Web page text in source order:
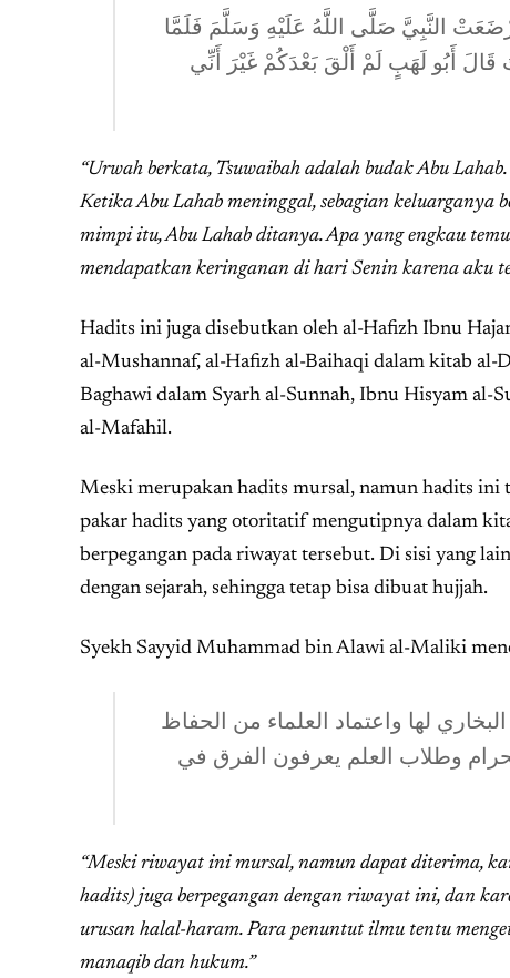
النَّبِيَّ صَلَّى اللَّهُ عَلَيْهِ وَسَلَّمَ فَلَمَّا
أَبُو لَهَبٍ لَمْ أَلْقَ بَعْدَكُمْ غَيْرَ أَنِّي
“Urwah berkata, Tsuwaibah adalah budak Abu
Ketika Abu Lahab meninggal, sebagian keluarganya
mimpi itu, Abu Lahab ditanya. Apa yang engkau
mendapatkan keringanan di hari Senin karena aku
Hadits ini juga disebutkan oleh al-Hafizh Ibnu
al-Mushannaf, al-Hafizh al-Baihaqi dalam kitab
Baghawi dalam Syarh al-Sunnah, Ibnu Hisyam al-
al-Mafahil.
Meski merupakan hadits mursal, namun hadits ini
pakar hadits yang otoritatif mengutipnya dalam
berpegangan pada riwayat tersebut. Di sisi yang
dengan sejarah, sehingga tetap bisa dibuat hujjah.
Syekh Sayyid Muhammad bin Alawi al-Maliki
لها واعتماد العلماء من الحفاظ
وطلاب العلم يعرفون الفرق في
“Meski riwayat ini mursal, namun dapat diterima,
hadits) juga berpegangan dengan riwayat ini, dan
urusan halal-haram. Para penuntut ilmu tentu
manaqib dan hukum.”